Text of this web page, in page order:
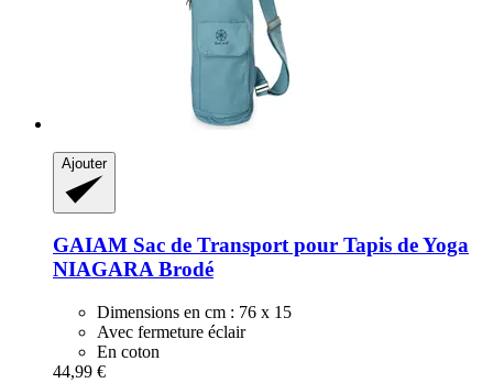
Ajouter
GAIAM Sac de Transport pour Tapis de Yoga
NIAGARA Brodé
Dimensions en cm : 76 x 15
Avec fermeture éclair
En coton
44,99 €